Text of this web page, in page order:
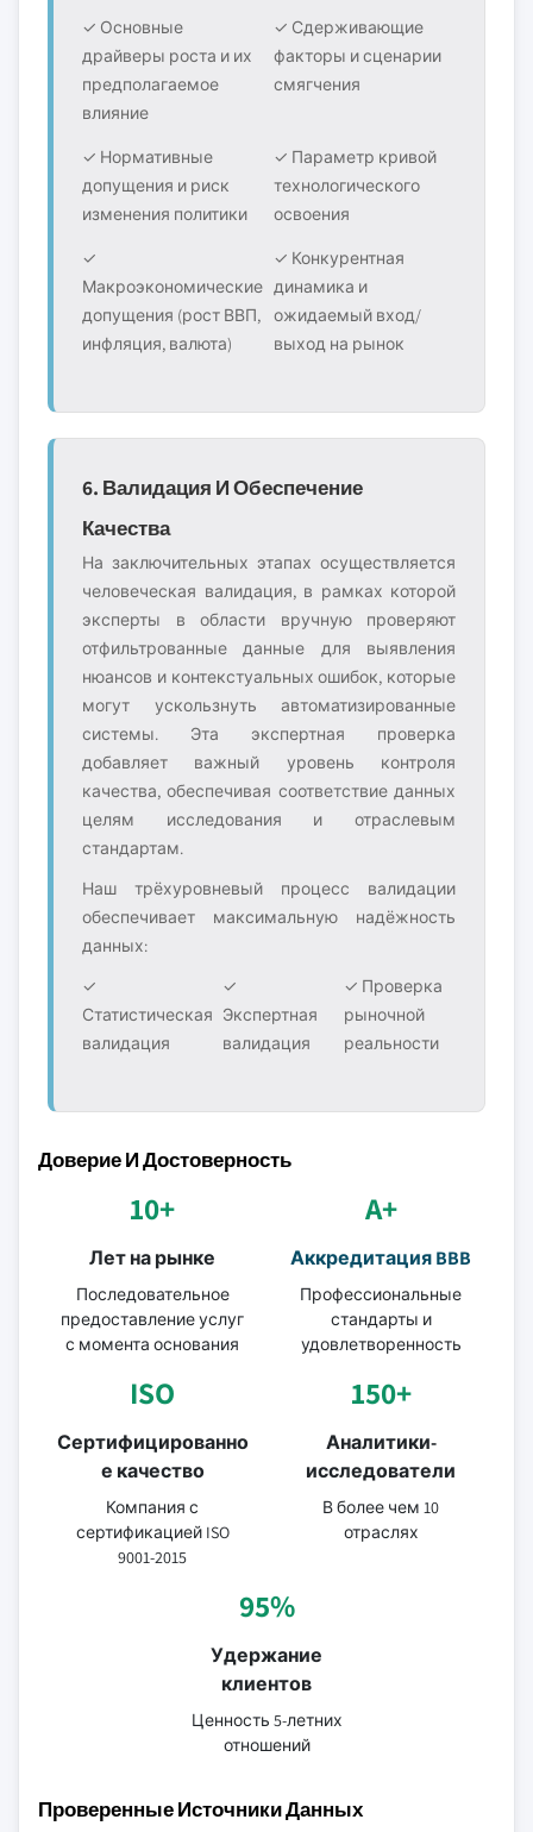
✓ Основные
драйверы роста и их
предполагаемое
влияние
✓ Сдерживающие
факторы и сценарии
смягчения
✓ Нормативные
допущения и риск
изменения политики
✓ Параметр кривой
технологического
освоения
✓
Макроэкономические
допущения (рост ВВП,
инфляция, валюта)
✓ Конкурентная
динамика и
ожидаемый вход/
выход на рынок
6. Валидация И Обеспечение
Качества
На заключительных этапах осуществляется
человеческая валидация, в рамках которой
эксперты в области вручную проверяют
отфильтрованные данные для выявления
нюансов и контекстуальных ошибок, которые
могут ускользнуть автоматизированные
системы. Эта экспертная проверка
добавляет важный уровень контроля
качества, обеспечивая соответствие данных
целям исследования и отраслевым
стандартам.
Наш трёхуровневый процесс валидации
обеспечивает максимальную надёжность
данных:
✓
Статистическая
валидация
✓
Экспертная
валидация
✓ Проверка
рыночной
реальности
Доверие И Достоверность
10+
Лет на рынке
Последовательное
предоставление услуг
с момента основания
A+
Аккредитация BBB
Профессиональные
стандарты и
удовлетворенность
ISO
Сертифицированно
е качество
Компания с
сертификацией ISO
9001-2015
150+
Аналитики-
исследователи
В более чем 10
отраслях
95%
Удержание
клиентов
Ценность 5-летних
отношений
Проверенные Источники Данных